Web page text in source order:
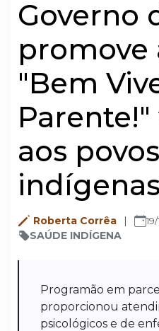
Governo
promove
"Bem
aos povos
indígenas
Roberta Corrêa
SAÚDE INDÍGENA
Programão em
proporcionou
psicológicos e de